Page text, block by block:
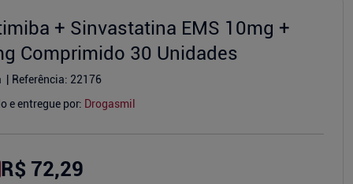
+ Sinvastatina EMS 10mg +
Comprimido 30 Unidades
Referência: 22176
e entregue por: Drogasmil
R$ 72,29